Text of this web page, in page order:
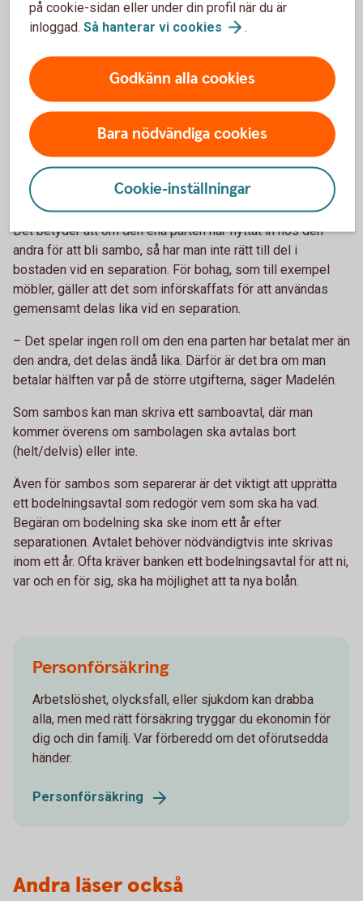
Skriv under bodelningsavtalet.
Bodelning separation - om ni är sambos
Om bodelningen gäller ett samboförhållande är det den dag
som samboförhållandet upphörde.
Som sambo har man enbart rätt till hälften av det
sammanlagda nettovärdet av bostad och bohag som
införskaffats för gemensamt bruk, alltså inte till det som
var och en fått eller köpt för eget bruk, säger Madelén.
Det betyder att om den ena parten har flyttat in hos den
andra för att bli sambo, så har man inte rätt till del i
bostaden vid en separation. För bohag, som till exempel
möbler, gäller att det som införskaffats för att användas
gemensamt delas lika vid en separation.
– Det spelar ingen roll om den ena parten har betalat mer än
den andra, det delas ändå lika. Därför är det bra om man
betalar hälften var på de större utgifterna, säger Madelén.
Som sambos kan man skriva ett samboavtal, där man
kommer överens om sambolagen ska avtalas bort
(helt/delvis) eller inte.
Även för sambos som separerar är det viktigt att upprätta
ett bodelningsavtal som redogör vem som ska ha vad.
Begäran om bodelning ska ske inom ett år efter
separationen. Avtalet behöver nödvändigtvis inte skrivas
inom ett år. Ofta kräver banken ett bodelningsavtal för att ni,
var och en för sig, ska ha möjlighet att ta nya bolån.
Personförsäkring
Arbetslöshet, olycksfall, eller sjukdom kan drabba
alla, men med rätt försäkring tryggar du ekonomin för
dig och din familj. Var förberedd om det oförutsedda
händer.
Personförsäkring
Andra läser också
på cookie-sidan eller under din profil när du är
inloggad. Så hanterar vi cookies .
Godkänn alla cookies
Bara nödvändiga cookies
Cookie-inställningar